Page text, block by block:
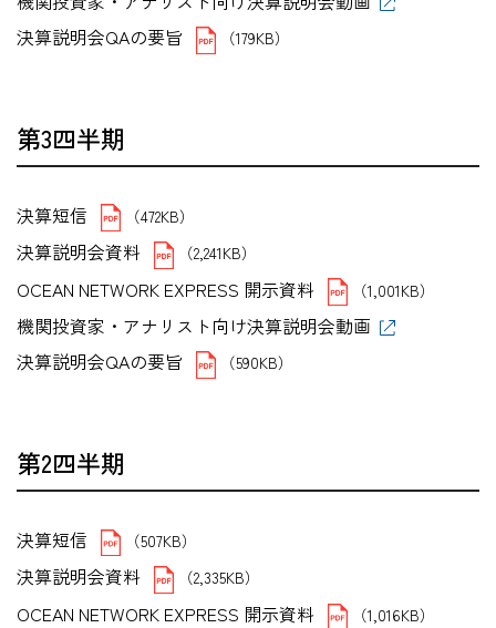
決算説明会QAの要旨
（179KB）
第3四半期
決算短信 （472KB）
決算説明会資料 （2,241KB）
OCEAN NETWORK EXPRESS 開示資料 （1,001KB）
機関投資家・アナリスト向け決算説明会動画
決算説明会QAの要旨
（590KB）
第2四半期
決算短信 （507KB）
決算説明会資料 （2,335KB）
OCEAN NETWORK EXPRESS 開示資料 （1,016KB）